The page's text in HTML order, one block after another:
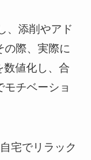
、添削やアド
の際、実際に
値化し、合
チベーショ
宅でリラック